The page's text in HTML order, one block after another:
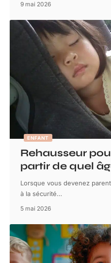
9 mai 2026
ENFANT
Rehausseur
partir de quel
Lorsque vous devenez
à la sécurité…
5 mai 2026